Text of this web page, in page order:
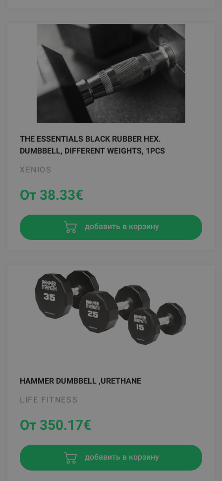
THE ESSENTIALS BLACK RUBBER HEX.
DUMBBELL, DIFFERENT WEIGHTS, 1PCS
XENIOS
От 38.33€
добавить в корзину
HAMMER DUMBBELL ,URETHANE
LIFE FITNESS
От 350.17€
добавить в корзину